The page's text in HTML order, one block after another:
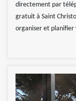
directement par
gratuit à Saint
organiser et